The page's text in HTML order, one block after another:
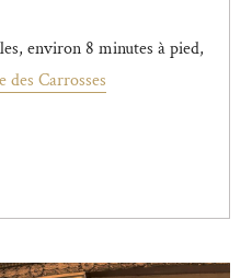
environ 8 minutes à pied,
des Carrosses